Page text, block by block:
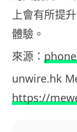
上會有所提
體驗。
來源：
unwire.hk
https://